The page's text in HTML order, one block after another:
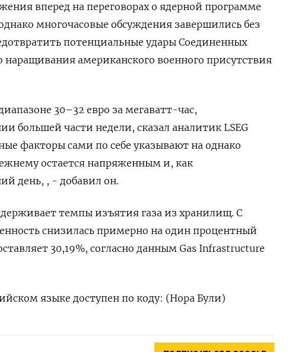
вперед на переговорах о ядерной программе
многочасовые обсуждения завершились без
потенциальные удары Соединенных
американского военного присутствия
30–32 ​евро за мегаватт-час,
большей части недели, сказал аналитик LSEG
факторы сами по себе указывают на однако
остается ‌напряженным и, как
день, , - добавил он.
темпы ‌изъятия газа из хранилищ. С
снизилась примерно на один процентный
30,19%, согласно данным Gas Infrastructure
языке доступен по коду: (Нора Були)